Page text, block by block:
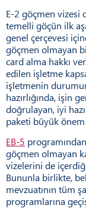
E-2 göçmen vizesi
temelli göçün ilk
genel çerçevesi
göçmen olmayan
card alma hakkı
edilen işletme
işletmenin
hazırlığında, işin
doğrulayan, iyi
paketi büyük önem
EB-5
göçmen olmayan
vizelerini de
Bununla birlikte,
mevzuatının tüm
programlarına